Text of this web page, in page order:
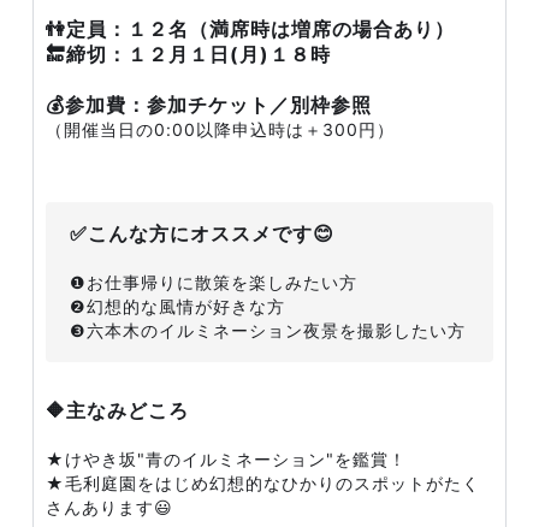
👫定員：１２名（満席時は増席の場合あり）
🔚締切：１２月１日(月)１８時
💰参加費：参加チケット／別枠参照
（開催当日の0:00以降申込時は＋300円）
✅こんな方にオススメです😊
❶お仕事帰りに散策を楽しみたい方
❷幻想的な風情が好きな方
❸六本木のイルミネーション夜景を撮影したい方
🔶主なみどころ
★けやき坂"青のイルミネーション"を鑑賞！
★毛利庭園をはじめ幻想的なひかりのスポットがたく
さんあります😃